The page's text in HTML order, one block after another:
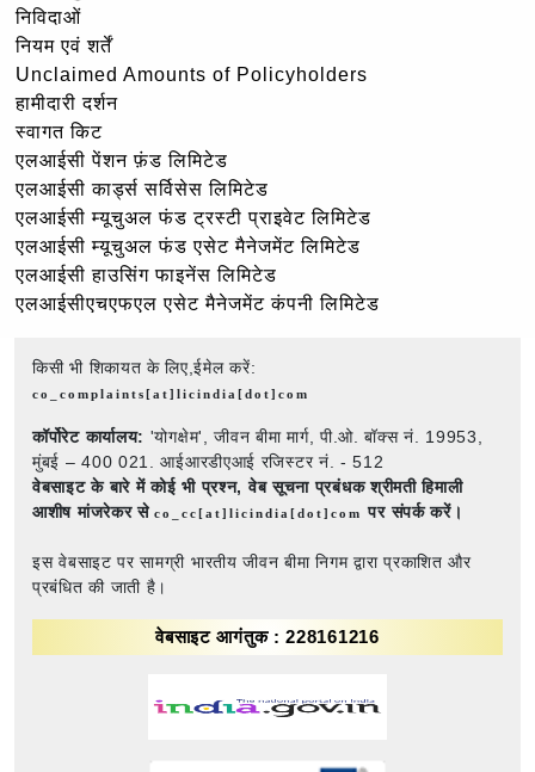
निविदाओं
नियम एवं शर्तें
Unclaimed Amounts of Policyholders
हामीदारी दर्शन
स्वागत किट
एलआईसी पेंशन फ़ंड लिमिटेड
एलआईसी कार्ड्स सर्विसेस लिमिटेड
एलआईसी म्यूचुअल फंड ट्रस्टी प्राइवेट लिमिटेड
एलआईसी म्यूचुअल फंड एसेट मैनेजमेंट लिमिटेड
एलआईसी हाउसिंग फाइनेंस लिमिटेड
एलआईसीएचएफएल एसेट मैनेजमेंट कंपनी लिमिटेड
किसी भी शिकायत के लिए,ईमेल करें:
co_complaints[at]licindia[dot]com
कॉर्पोरेट कार्यालय: 'योगक्षेम', जीवन बीमा मार्ग, पी.ओ. बॉक्स नं. 19953,
मुंबई – 400 021. आईआरडीएआई रजिस्टर नं. - 512
वेबसाइट के बारे में कोई भी प्रश्न, वेब सूचना प्रबंधक श्रीमती हिमाली
आशीष मांजरेकर सेco_cc[at]licindia[dot]comपर संपर्क करें।
इस वेबसाइट पर सामग्री भारतीय जीवन बीमा निगम द्वारा प्रकाशित और
प्रबंधित की जाती है।
वेबसाइट आगंतुक : 228161216